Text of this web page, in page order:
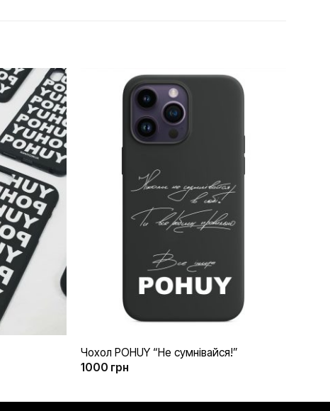
Додати
до
списку
бажань
Чохол POHUY “Не сумнівайся!”
1000 грн